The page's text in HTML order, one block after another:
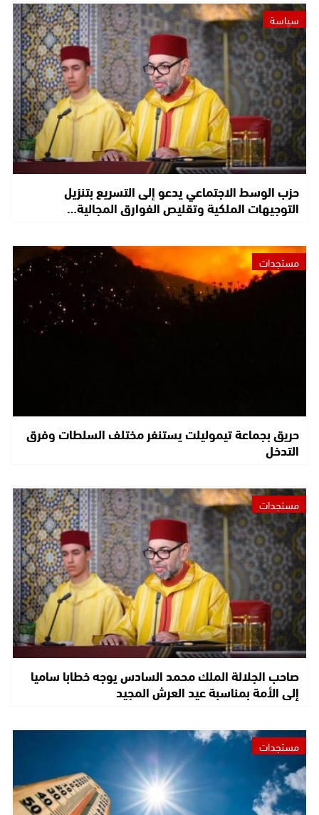
سياسة
حزب الوسط الاجتماعي يدعو إلى التسريع بتنزيل
التوجيهات الملكية وتقليص الفوارق المجالية…
مستجدات
حريق بجماعة تيموليلت يستنفر مختلف السلطات وفرق
التدخل
مستجدات
صاحب الجلالة الملك محمد السادس يوجه خطابا ساميا
إلى الأمة بمناسبة عيد العرش المجيد
مستجدات